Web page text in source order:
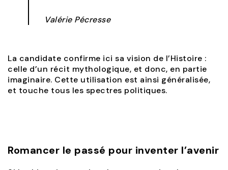
Valérie Pécresse
La candidate confirme ici sa vision de l’Histoire :
celle d’un récit mythologique, et donc, en partie
imaginaire. Cette utilisation est ainsi généralisée,
et touche tous les spectres politiques.
Romancer le passé pour inventer l’avenir